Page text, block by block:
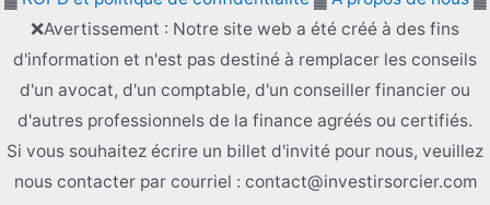
❌Avertissement : Notre site web a été créé à des fins
d'information et n'est pas destiné à remplacer les conseils
d'un avocat, d'un comptable, d'un conseiller financier ou
d'autres professionnels de la finance agréés ou certifiés.
Si vous souhaitez écrire un billet d'invité pour nous, veuillez
nous contacter par courriel : contact@investirsorcier.com